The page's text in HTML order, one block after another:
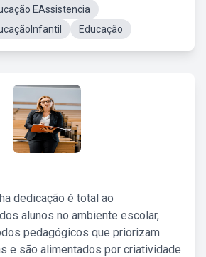
EAssistencia
Educação
dedicação é total ao
alunos no ambiente escolar,
pedagógicos que priorizam
e são alimentados por criatividade